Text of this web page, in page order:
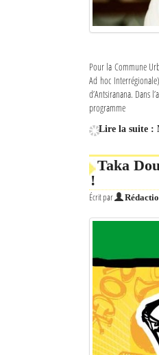
Connexion
Identifiant oublié ?
Mot de passe oublié ?
Pour la Commune
Ad hoc
d’Antsiranana. Dans
programme
Lire la suite :
Taka
!
Écrit par